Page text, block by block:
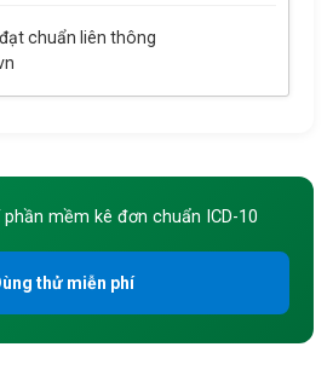
chuẩn liên thông
mềm kê đơn chuẩn ICD-10
thử miễn phí